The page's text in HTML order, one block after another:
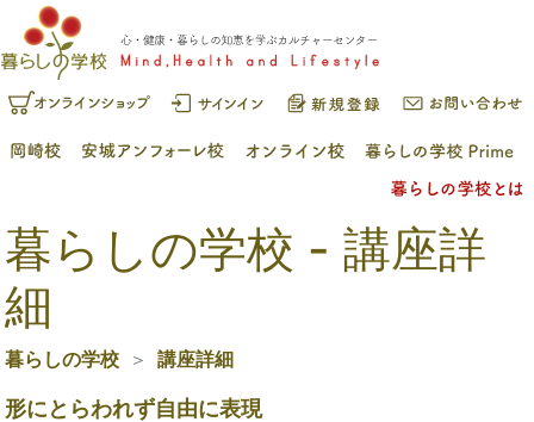
暮らしの学校 - 講座詳
細
暮らしの学校 講座詳細
形にとらわれず自由に表現